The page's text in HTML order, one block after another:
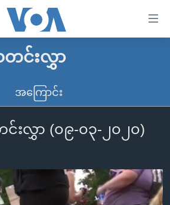
အလွန်
င်းလွှာ
အကြောင်း
းလွှာ (၀၉-၀၃-၂၀၂၀)